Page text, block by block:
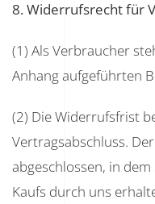
8. Widerrufsrecht für
(1) Als Verbraucher
Anhang aufgeführten
(2) Die Widerrufsfrist
Vertragsabschluss.
abgeschlossen, in
Kaufs durch uns